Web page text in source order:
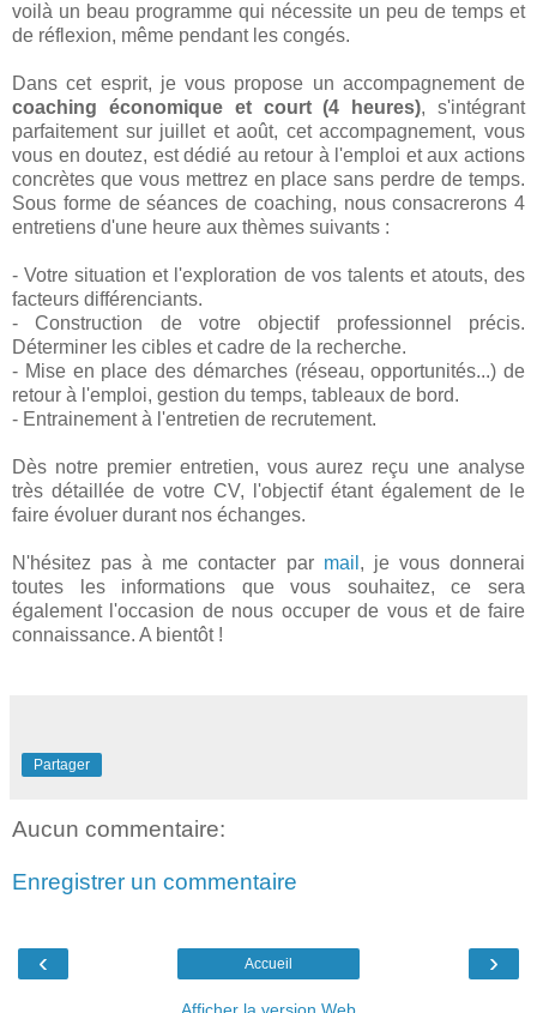
voilà un beau programme qui nécessite un peu de temps et
de réflexion, même pendant les congés.
Dans cet esprit, je vous propose un accompagnement de
coaching économique et court (4 heures), s'intégrant
parfaitement sur juillet et août, cet accompagnement, vous
vous en doutez, est dédié au retour à l'emploi et aux actions
concrètes que vous mettrez en place sans perdre de temps.
Sous forme de séances de coaching, nous consacrerons 4
entretiens d'une heure aux thèmes suivants :
- Votre situation et l'exploration de vos talents et atouts, des
facteurs différenciants.
- Construction de votre objectif professionnel précis.
Déterminer les cibles et cadre de la recherche.
- Mise en place des démarches (réseau, opportunités...) de
retour à l'emploi, gestion du temps, tableaux de bord.
- Entrainement à l'entretien de recrutement.
Dès notre premier entretien, vous aurez reçu une analyse
très détaillée de votre CV, l'objectif étant également de le
faire évoluer durant nos échanges.
N'hésitez pas à me contacter par mail , je vous donnerai
toutes les informations que vous souhaitez, ce sera
également l'occasion de nous occuper de vous et de faire
connaissance. A bientôt !
Partager
Aucun commentaire:
Enregistrer un commentaire
‹ ›
Accueil